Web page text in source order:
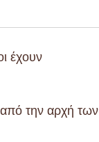
έχουν
την αρχή των